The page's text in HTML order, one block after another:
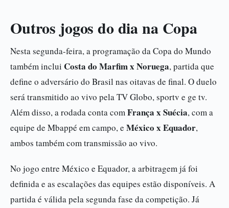
Outros jogos do dia na Copa
Nesta segunda-feira, a programação da Copa do Mundo
também inclui Costa do Marfim x Noruega, partida que
define o adversário do Brasil nas oitavas de final. O duelo
será transmitido ao vivo pela TV Globo, sportv e ge tv.
Além disso, a rodada conta comFrança x Suécia, com a
equipe de Mbappé em campo, e México x Equador,
ambos também com transmissão ao vivo.
No jogo entre México e Equador, a arbitragem já foi
definida e as escalações das equipes estão disponíveis. A
partida é válida pela segunda fase da competição. Já